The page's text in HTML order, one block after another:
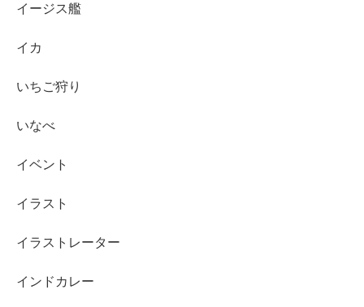
イージス艦
イカ
いちご狩り
いなべ
イベント
イラスト
イラストレーター
インドカレー